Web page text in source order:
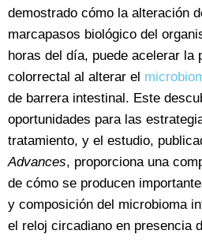
demostrado cómo la alteración
marcapasos biológico del
horas del día, puede acelerar la
colorrectal al alterar el
de barrera intestinal. Este
oportunidades para las
tratamiento, y el estudio,
Advances, proporciona una
de cómo se producen
y composición del microbioma
el reloj circadiano en presencia